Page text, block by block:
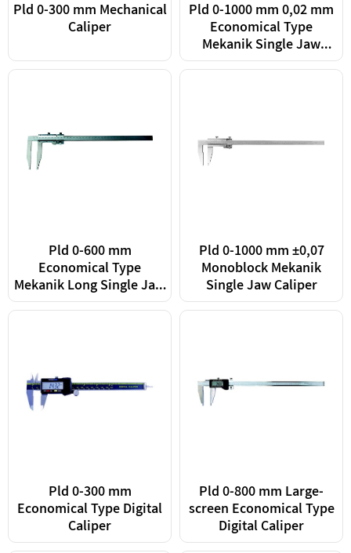
Pld 0-300 mm Mechanical
Caliper
Pld 0-1000 mm 0,02 mm
Economical Type
Mekanik Single Jaw
Caliper
Pld 0-600 mm
Economical Type
Mekanik Long Single Jaw
Caliper
Pld 0-1000 mm ±0,07
Monoblock Mekanik
Single Jaw Caliper
Pld 0-300 mm
Economical Type Digital
Caliper
Pld 0-800 mm Large-
screen Economical Type
Digital Caliper